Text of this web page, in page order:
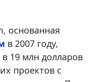
основанная
в 2007 году,
19 млн долларов
проектов с